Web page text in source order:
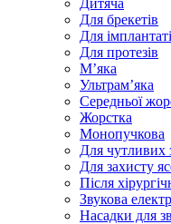
Дитяча
Для брекетів
Для
Для протезів
Мʼяка
Ультрамʼяка
Середньої
Жорстка
Монопучкова
Для чутливих
Для захисту
Після
Звукова
Насадки для